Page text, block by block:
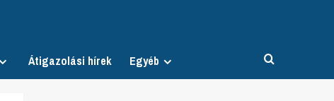
Átigazolási hírek Egyéb